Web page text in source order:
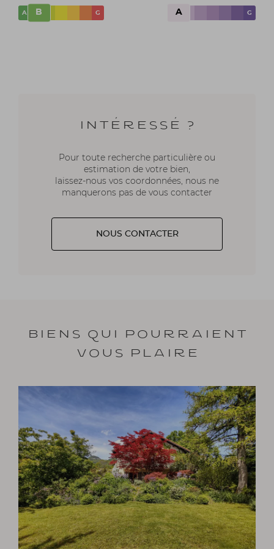
A G
B A G
A
Intéressé ?
Pour toute recherche particulière ou
estimation de votre bien,
laissez-nous vos coordonnées, nous ne
manquerons pas de vous contacter
NOUS CONTACTER
Biens qui pourraient
vous plaire